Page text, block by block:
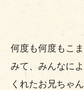
何度も何度もこ
みて、みんなに
くれたお兄ちゃ